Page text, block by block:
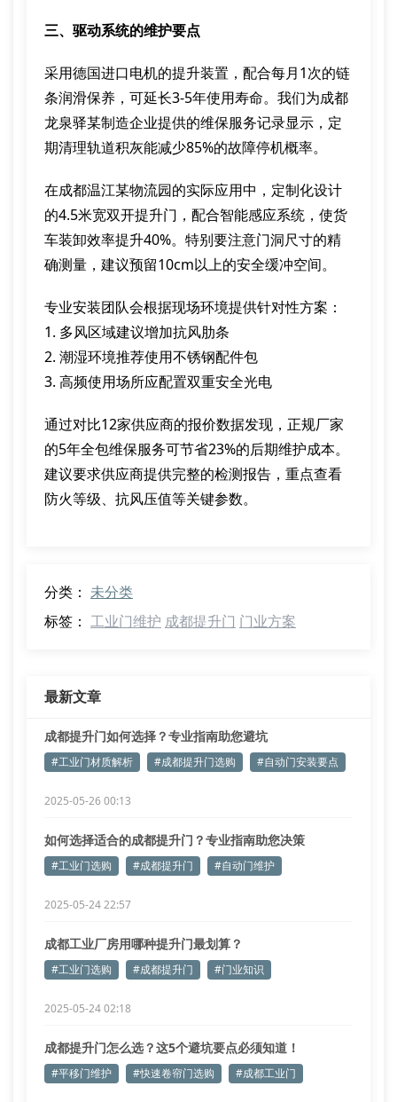
三、驱动系统的维护要点
采用德国进口电机的提升装置，配合每月1次的链
条润滑保养，可延长3-5年使用寿命。我们为成都
龙泉驿某制造企业提供的维保服务记录显示，定
期清理轨道积灰能减少85%的故障停机概率。
在成都温江某物流园的实际应用中，定制化设计
的4.5米宽双开提升门，配合智能感应系统，使货
车装卸效率提升40%。特别要注意门洞尺寸的精
确测量，建议预留10cm以上的安全缓冲空间。
专业安装团队会根据现场环境提供针对性方案：
1. 多风区域建议增加抗风肋条
2. 潮湿环境推荐使用不锈钢配件包
3. 高频使用场所应配置双重安全光电
通过对比12家供应商的报价数据发现，正规厂家
的5年全包维保服务可节省23%的后期维护成本。
建议要求供应商提供完整的检测报告，重点查看
防火等级、抗风压值等关键参数。
分类： 未分类
标签： 工业门维护 成都提升门 门业方案
最新文章
成都提升门如何选择？专业指南助您避坑
#工业门材质解析 #成都提升门选购 #自动门安装要点
2025-05-26 00:13
如何选择适合的成都提升门？专业指南助您决策
#工业门选购 #成都提升门 #自动门维护
2025-05-24 22:57
成都工业厂房用哪种提升门最划算？
#工业门选购 #成都提升门 #门业知识
2025-05-24 02:18
成都提升门怎么选？这5个避坑要点必须知道！
#平移门维护 #快速卷帘门选购 #成都工业门